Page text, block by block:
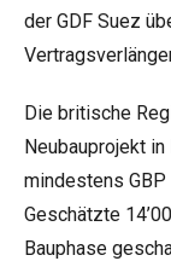
der GDF Suez
Die britische
Neubauprojekt
mindestens GBP
Geschätzte
Bauphase